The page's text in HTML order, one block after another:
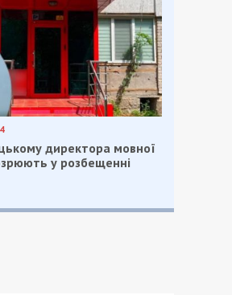
директора мовної
у розбещенні